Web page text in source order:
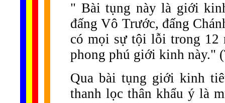
" Bài tụng này là giới
đấng Vô Trước, đấng
có mọi sự tội lỗi trong 12
phong phú giới kinh này."
Qua bài tụng giới kinh
thanh lọc thân khẩu ý là